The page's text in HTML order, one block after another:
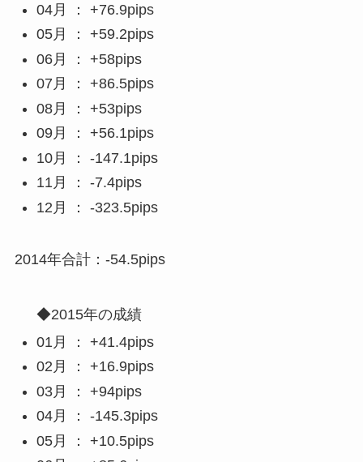
04月 ： +76.9pips
05月 ： +59.2pips
06月 ： +58pips
07月 ： +86.5pips
08月 ： +53pips
09月 ： +56.1pips
10月 ： -147.1pips
11月 ： -7.4pips
12月 ： -323.5pips
2014年合計：-54.5pips
◆2015年の成績
01月 ： +41.4pips
02月 ： +16.9pips
03月 ： +94pips
04月 ： -145.3pips
05月 ： +10.5pips